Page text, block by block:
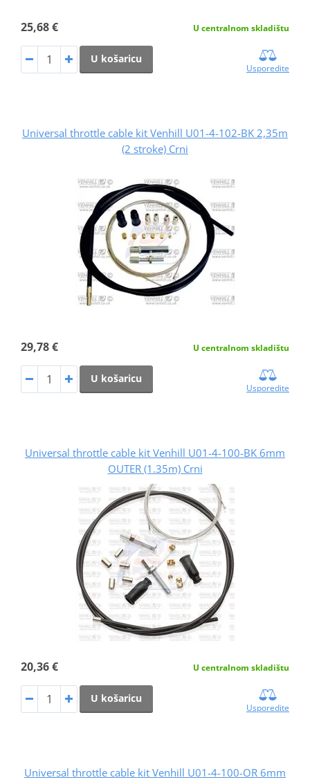
25,68 € U centralnom skladištu
U košaricu
Usporedite
Universal throttle cable kit Venhill U01-4-102-BK 2,35m
(2 stroke) Crni
29,78 € U centralnom skladištu
U košaricu
Usporedite
Universal throttle cable kit Venhill U01-4-100-BK 6mm
OUTER (1.35m) Crni
20,36 € U centralnom skladištu
U košaricu
Usporedite
Universal throttle cable kit Venhill U01-4-100-OR 6mm